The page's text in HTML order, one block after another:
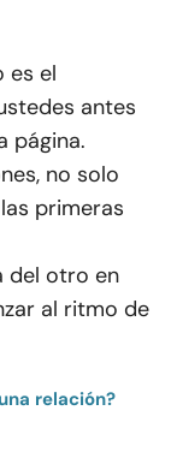
es el
antes
página.
no solo
primeras
del otro en
al ritmo de
relación?